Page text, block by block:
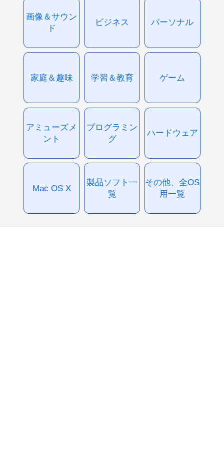
画像＆サウン
ド
ビジネス パーソナル
家庭＆趣味 学習＆教育 ゲーム
アミューズメ
ント
プログラミン
グ
ハードウェア
Mac OS X
製品ソフト一
覧
その他、全OS
用一覧